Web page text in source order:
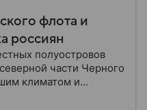
флота и
россиян
полуостровов
части Черного
климатом и
также огромное